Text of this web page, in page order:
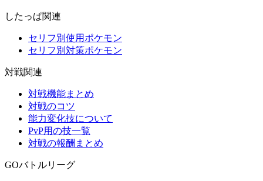
したっぱ関連
セリフ別使用ポケモン
セリフ別対策ポケモン
対戦関連
対戦機能まとめ
対戦のコツ
能力変化技について
PvP用の技一覧
対戦の報酬まとめ
GOバトルリーグ